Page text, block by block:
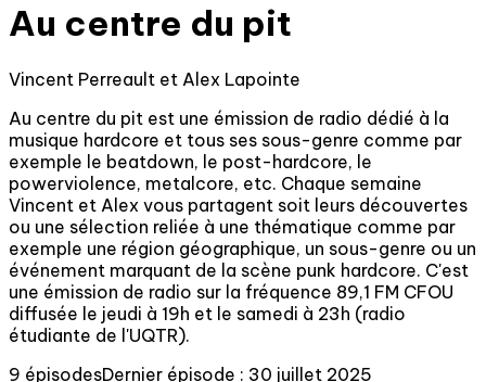
Au centre du pit
Vincent Perreault et Alex Lapointe
Au centre du pit est une émission de radio dédié à la
musique hardcore et tous ses sous-genre comme par
exemple le beatdown, le post-hardcore, le
powerviolence, metalcore, etc. Chaque semaine
Vincent et Alex vous partagent soit leurs découvertes
ou une sélection reliée à une thématique comme par
exemple une région géographique, un sous-genre ou un
événement marquant de la scène punk hardcore. C'est
une émission de radio sur la fréquence 89,1 FM CFOU
diffusée le jeudi à 19h et le samedi à 23h (radio
étudiante de l'UQTR).
9 épisodesDernier épisode : 30 juillet 2025